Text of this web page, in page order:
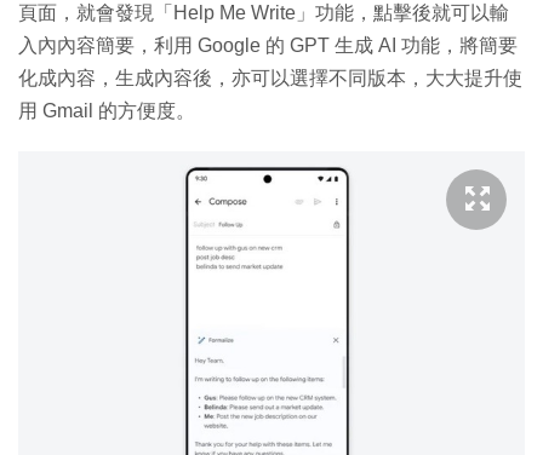
頁面，就會發現「Help Me Write」功能，點擊後就可以輸
入內內容簡要，利用 Google 的 GPT 生成 AI 功能，將簡要
化成內容，生成內容後，亦可以選擇不同版本，大大提升使
用 Gmail 的方便度。